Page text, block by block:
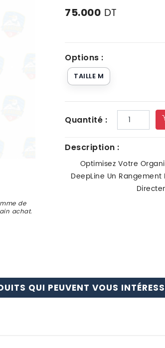
de
achat.
75.000 DT
Options :
TAILLE M
Quantité :
Description :
Optimisez Votre
DeepLine Un Rangement
QUI PEUVENT VOUS